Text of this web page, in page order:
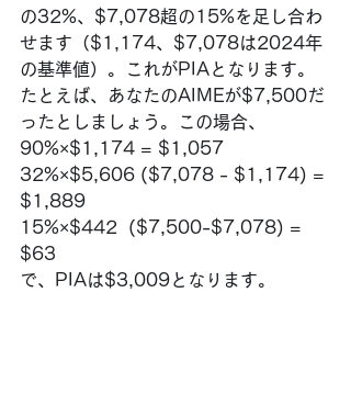
の32%、$7,078超の15%を足し合わ
せます（$1,174、$7,078は2024年
の基準値）。これがPIAとなります。
たとえば、あなたのAIMEが$7,500だ
ったとしましょう。この場合、
90%×$1,174 = $1,057
32%×$5,606 ($7,078 - $1,174) =
$1,889
15%×$442  ($7,500-$7,078) =
$63
で、PIAは$3,009となります。